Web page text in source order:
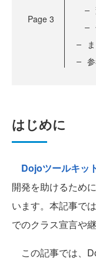
Page 3
はじめに
Dojoツールキッ
開発を助けるため
います。本記事で
でのクラス宣言や
この記事では、